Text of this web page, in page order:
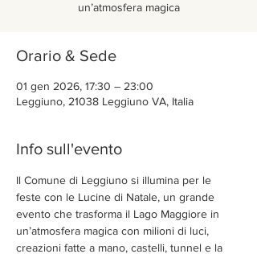
un’atmosfera magica
Orario & Sede
01 gen 2026, 17:30 – 23:00
Leggiuno, 21038 Leggiuno VA, Italia
Info sull'evento
Il Comune di Leggiuno si illumina per le
feste con le Lucine di Natale, un grande
evento che trasforma il Lago Maggiore in
un’atmosfera magica con milioni di luci,
creazioni fatte a mano, castelli, tunnel e la